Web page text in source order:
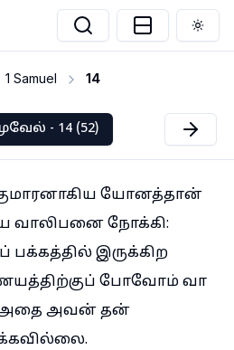
1 Samuel 14
- 14 (52)
யோனத்தான்
வாலிபனை நோக்கி:
பக்கத்தில் இருக்கிற
போவோம் வா
அவன் தன்